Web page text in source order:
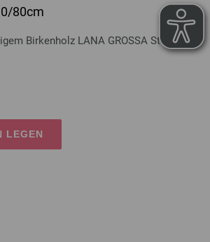
80cm
Birkenholz LANA GROSSA Stärke 3,0
LEGEN